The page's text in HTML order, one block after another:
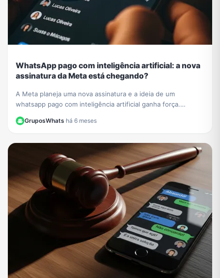
WhatsApp pago com inteligência artificial: a nova
assinatura da Meta está chegando?
A Meta planeja uma nova assinatura e a ideia de um
whatsapp pago com inteligência artificial ganha força.
GruposWhats·há 6 meses